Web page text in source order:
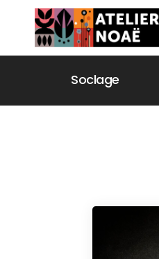
Soclage